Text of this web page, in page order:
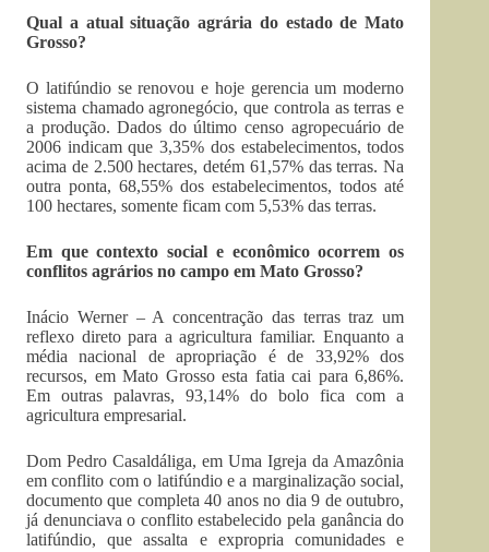
Qual a atual situação agrária do estado de Mato
Grosso?
O latifúndio se renovou e hoje gerencia um moderno
sistema chamado agronegócio, que controla as terras e
a produção. Dados do último censo agropecuário de
2006 indicam que 3,35% dos estabelecimentos, todos
acima de 2.500 hectares, detém 61,57% das terras. Na
outra ponta, 68,55% dos estabelecimentos, todos até
100 hectares, somente ficam com 5,53% das terras.
Em que contexto social e econômico ocorrem os
conflitos agrários no campo em Mato Grosso?
Inácio Werner – A concentração das terras traz um
reflexo direto para a agricultura familiar. Enquanto a
média nacional de apropriação é de 33,92% dos
recursos, em Mato Grosso esta fatia cai para 6,86%.
Em outras palavras, 93,14% do bolo fica com a
agricultura empresarial.
Dom Pedro Casaldáliga, em Uma Igreja da Amazônia
em conflito com o latifúndio e a marginalização social,
documento que completa 40 anos no dia 9 de outubro,
já denunciava o conflito estabelecido pela ganância do
latifúndio, que assalta e expropria comunidades e